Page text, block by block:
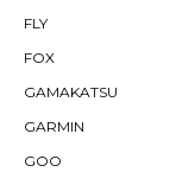
FLY
FOX
GAMAKATSU
GARMIN
GOO